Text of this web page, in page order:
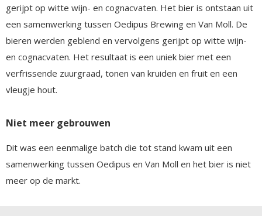
gerijpt op witte wijn- en cognacvaten. Het bier is ontstaan uit
een samenwerking tussen Oedipus Brewing en Van Moll. De
bieren werden geblend en vervolgens gerijpt op witte wijn-
en cognacvaten. Het resultaat is een uniek bier met een
verfrissende zuurgraad, tonen van kruiden en fruit en een
vleugje hout.
Niet meer gebrouwen
Dit was een eenmalige batch die tot stand kwam uit een
samenwerking tussen Oedipus en Van Moll en het bier is niet
meer op de markt.